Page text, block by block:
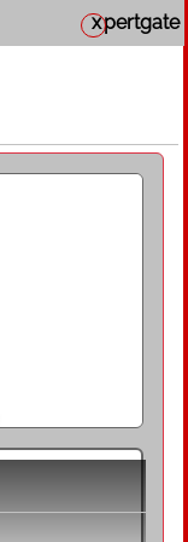
xpertgate